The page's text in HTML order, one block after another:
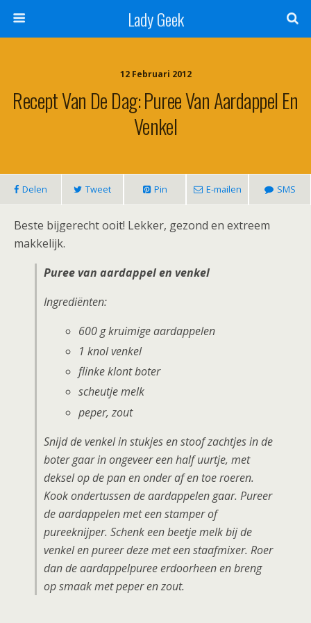
Lady Geek
12 Februari 2012
Recept Van De Dag: Puree Van Aardappel En
Venkel
Delen Tweet Pin E-mailen SMS
Beste bijgerecht ooit! Lekker, gezond en extreem
makkelijk.
Puree van aardappel en venkel
Ingrediënten:
600 g kruimige aardappelen
1 knol venkel
flinke klont boter
scheutje melk
peper, zout
Snijd de venkel in stukjes en stoof zachtjes in de
boter gaar in ongeveer een half uurtje, met
deksel op de pan en onder af en toe roeren.
Kook ondertussen de aardappelen gaar. Pureer
de aardappelen met een stamper of
pureeknijper. Schenk een beetje melk bij de
venkel en pureer deze met een staafmixer. Roer
dan de aardappelpuree erdoorheen en breng
op smaak met peper en zout.